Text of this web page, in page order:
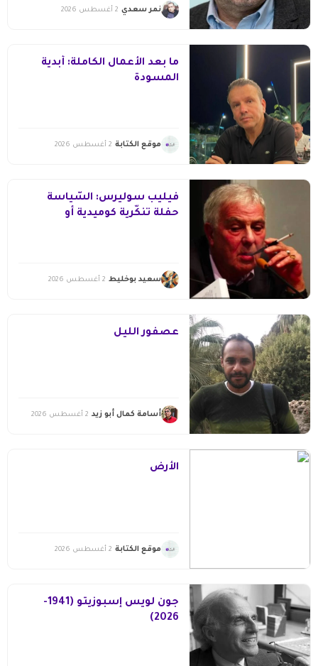
نمر سعدي 2 أغسطس 2026
ما بعد الأعمال الكاملة: أبدية
المسودة
موقع الكتابة 2 أغسطس 2026
فيليب سوليرس: السّياسة
حفلة تنكّرية كوميدية أو
سعيد بوخليط 2 أغسطس 2026
عصفور الليل
أسامة كمال أبو زيد 2 أغسطس 2026
الأرض
موقع الكتابة 2 أغسطس 2026
جون لويس إسبوزيتو (1941-
2026)